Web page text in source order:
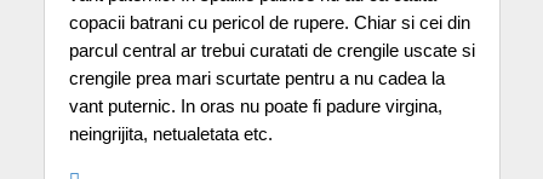
copacii batrani cu pericol de rupere. Chiar si cei din
parcul central ar trebui curatati de crengile uscate si
crengile prea mari scurtate pentru a nu cadea la
vant puternic. In oras nu poate fi padure virgina,
neingrijita, netualetata etc.